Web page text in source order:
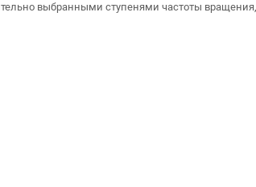
выбранными ступенями частоты вращения,